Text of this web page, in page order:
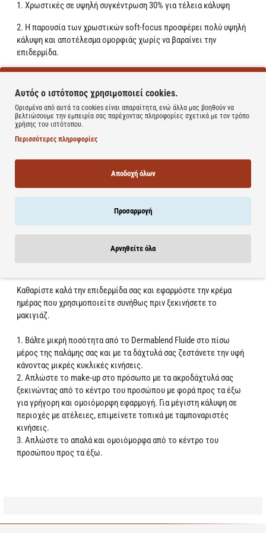
1. Χρωστικές σε υψηλή συγκέντρωση 30% για τέλεια κάλυψη
2. Η παρουσία των χρωστικών soft-focus προσφέρει πολύ υψηλή
κάλυψη και αποτέλεσμα ομορφιάς χωρίς να βαραίνει την
επιδερμίδα.
3. Εμπλουτισμένο με γλυκερίνη και πτητικά έλαια φυτικής
προέλευσης έχει το πλεονέκτημα ότι είναι ρευστό και άνετο
κατά την εφαρμογή. Ικανό να ρευστοποιείται με τη θερμοκρασία
της επιδερμίδας, δημιουργεί μια λεπτή στρώση χωρίς να τονίζει
τις ρυτίδες ή να αφήνει αίσθηση λιπαρότητας. Το χρώμα είναι
απόλυτα ομοιογενές με ένα εξαιρετικά φυσικό τελείωμα.
Άμεσα οι ανομοιογένειες της επιδερμίδας καλύπτονται τέλεια,
χωρίς ίχνη ή χρωματικές δυσχρωμίες στην επιδερμίδα. Ο
χρωματικός τόνος είναι ομοιόμορφος, η επιδερμίδα γίνεται
απαλή, λαμπερή και άνετη για 16 ώρες.
παρέχει την αίσθηση γυμνού δέρματος και άνεση. Είναι ένα make-
up τόσο λεπτόρρευστο που χαρίζει την καλύτερη δυνατή κάλυψη.
Καθαρίστε καλά την επιδερμίδα σας και εφαρμόστε την κρέμα
ημέρας που χρησιμοποιείτε συνήθως πριν ξεκινήσετε το
μακιγιάζ.
1. Βάλτε μικρή ποσότητα από το Dermablend Fluide στο πίσω
μέρος της παλάμης σας και με τα δάχτυλά σας ζεστάνετε την υφή
κάνοντας μικρές κυκλικές κινήσεις.
2. Απλώστε το make-up στο πρόσωπο με τα ακροδάχτυλά σας
ξεκινώντας από το κέντρο του προσώπου με φορά προς τα έξω
για γρήγορη και ομοιόμορφη εφαρμογή. Για μέγιστη κάλυψη σε
περιοχές με ατέλειες, επιμείνετε τοπικά με ταμποναριστές
κινήσεις.
3. Απλώστε το απαλά και ομοιόμορφα από το κέντρο του
προσώπου προς τα έξω.
Αυτός ο ιστότοπος χρησιμοποιεί cookies.
Ορισμένα από αυτά τα cookies είναι απαραίτητα, ενώ άλλα μας βοηθούν να
βελτιώσουμε την εμπειρία σας παρέχοντας πληροφορίες σχετικά με τον τρόπο
χρήσης του ιστότοπου.
Περισσότερες πληροφορίες
Αποδοχή όλων
Προσαρμογή
Αρνηθείτε όλα